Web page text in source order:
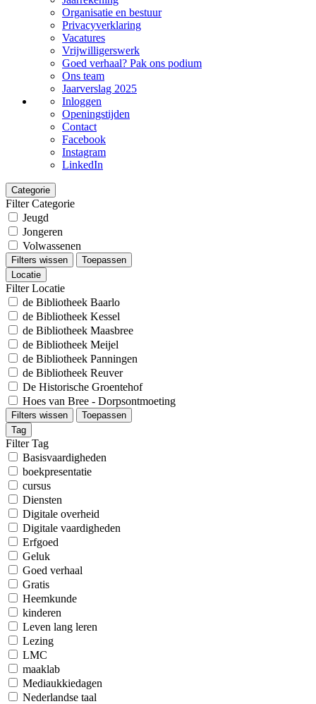
Organisatie en bestuur
Privacyverklaring
Vacatures
Vrijwilligerswerk
Goed verhaal? Pak ons podium
Ons team
Jaarverslag 2025
Inloggen
Openingstijden
Contact
Facebook
Instagram
LinkedIn
Categorie
Filter Categorie
Jeugd
Jongeren
Volwassenen
Filters wissen
Toepassen
Locatie
Filter Locatie
de Bibliotheek Baarlo
de Bibliotheek Kessel
de Bibliotheek Maasbree
de Bibliotheek Meijel
de Bibliotheek Panningen
de Bibliotheek Reuver
De Historische Groentehof
Hoes van Bree - Dorpsontmoeting
Filters wissen
Toepassen
Tag
Filter Tag
Basisvaardigheden
boekpresentatie
cursus
Diensten
Digitale overheid
Digitale vaardigheden
Erfgoed
Geluk
Goed verhaal
Gratis
Heemkunde
kinderen
Leven lang leren
Lezing
LMC
maaklab
Mediaukkiedagen
Nederlandse taal